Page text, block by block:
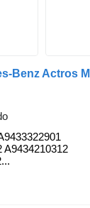
A9434210312